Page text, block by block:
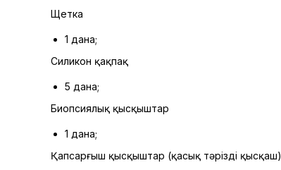
Щетка
1 дана;
Силикон қақпақ
5 дана;
Биопсиялық қысқыштар
1 дана;
Қапсарғыш қысқыштар (қасық тәрізді қысқаш)